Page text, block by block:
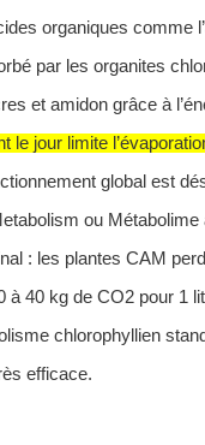
organiques comme
par les organites
et amidon grâce à
le jour limite
global est
ou
: les plantes CAM
à 40 kg de CO2 pour 1
chlorophyllien
efficace.